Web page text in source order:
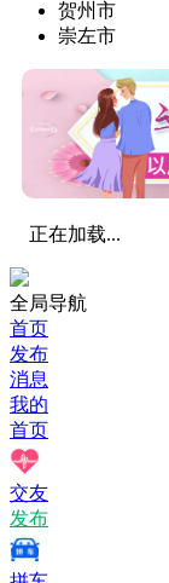
贺州市
崇左市
正在加载...
全局导航
首页
发布
消息
我的
首页
交友
发布